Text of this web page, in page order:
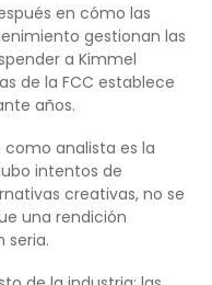
en cómo las
gestionan las
a Kimmel
de la FCC establece
años.
analista es la
intentos de
creativas, no se
una rendición
seria.